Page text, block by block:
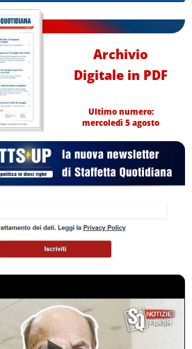
Archivio
Digitale in PDF
Ultimo numero:
mercoledì 5 agosto